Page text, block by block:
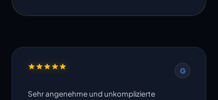
G
Sehr angenehme und unkomplizierte